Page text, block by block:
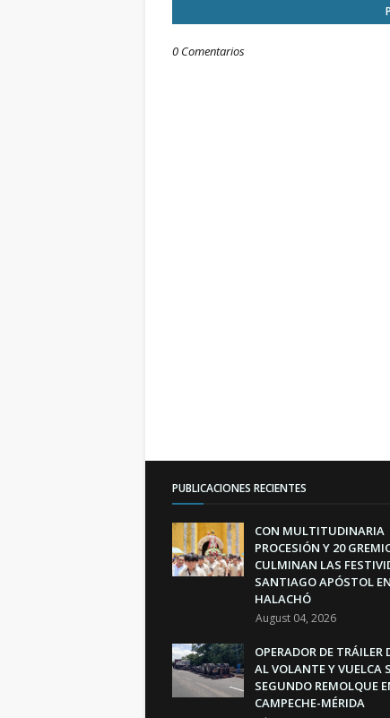
0 Comentarios
PUBLICACIONES RECIENTES
CON MULTITUDINARIA
PROCESIÓN Y 20
CULMINAN LAS
SANTIAGO APÓSTOL EN
HALACHÓ
August 04, 2026
OPERADOR DE
AL VOLANTE Y VUELCA
SEGUNDO REMOLQUE
CAMPECHE-MÉRIDA